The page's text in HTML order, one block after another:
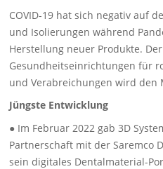
COVID-19 hat sich negativ auf
und Isolierungen während
Herstellung neuer Produkte.
Gesundheitseinrichtungen für
und Verabreichungen wird
Jüngste Entwicklung
● Im Februar 2022 gab 3D
Partnerschaft mit der Saremco
sein digitales Dentalmaterial-